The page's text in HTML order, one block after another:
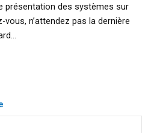
présentation des systèmes sur
vous, n’attendez pas la dernière